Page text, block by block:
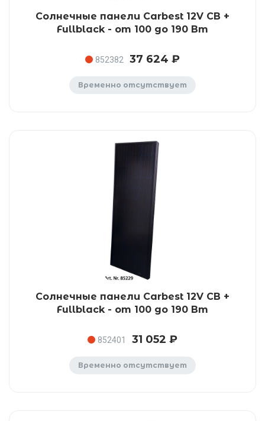
Солнечные панели Carbest 12V CB +
Fullblack - от 100 до 190 Вт
852382 37 624 ₽
Временно отсутствует
Солнечные панели Carbest 12V CB +
Fullblack - от 100 до 190 Вт
852401 31 052 ₽
Временно отсутствует